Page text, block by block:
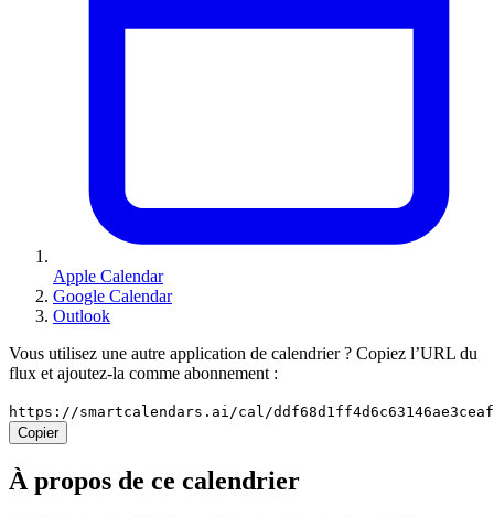
Apple Calendar
Google Calendar
Outlook
Vous utilisez une autre application de calendrier ? Copiez l’URL du
flux et ajoutez-la comme abonnement :
https://smartcalendars.ai/cal/
Copier
À propos de ce calendrier